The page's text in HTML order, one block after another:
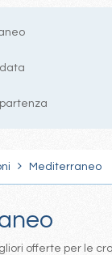
Mediterraneo
offerte per le